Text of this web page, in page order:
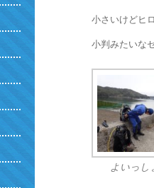
小さいけどヒ
小判みたいな
よいっし